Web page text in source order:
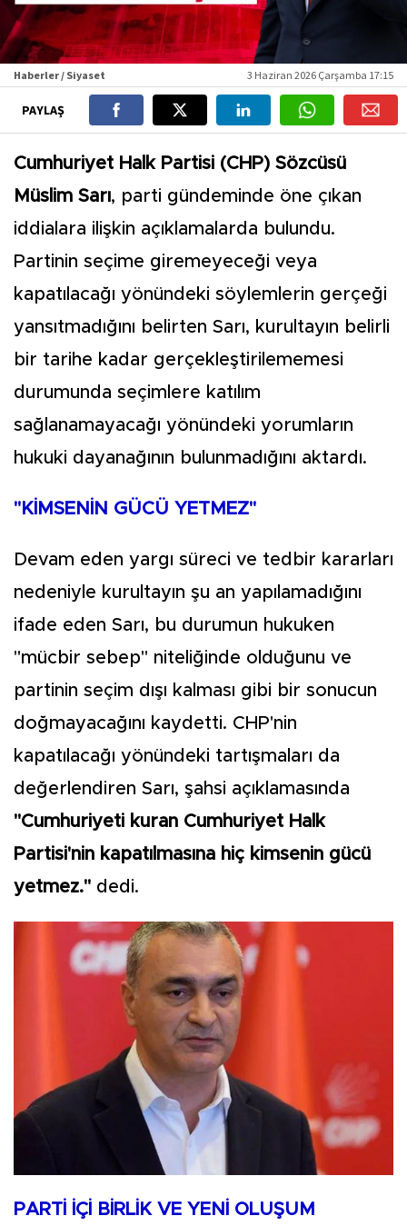
Haberler / Siyaset 3 Haziran 2026 Çarşamba 17:15
PAYLAŞ
Cumhuriyet Halk Partisi (CHP) Sözcüsü
Müslim Sarı, parti gündeminde öne çıkan
iddialara ilişkin açıklamalarda bulundu.
Partinin seçime giremeyeceği veya
kapatılacağı yönündeki söylemlerin gerçeği
yansıtmadığını belirten Sarı, kurultayın belirli
bir tarihe kadar gerçekleştirilememesi
durumunda seçimlere katılım
sağlanamayacağı yönündeki yorumların
hukuki dayanağının bulunmadığını aktardı.
"KİMSENİN GÜCÜ YETMEZ"
Devam eden yargı süreci ve tedbir kararları
nedeniyle kurultayın şu an yapılamadığını
ifade eden Sarı, bu durumun hukuken
"mücbir sebep" niteliğinde olduğunu ve
partinin seçim dışı kalması gibi bir sonucun
doğmayacağını kaydetti. CHP'nin
kapatılacağı yönündeki tartışmaları da
değerlendiren Sarı, şahsi açıklamasında
"Cumhuriyeti kuran Cumhuriyet Halk
Partisi'nin kapatılmasına hiç kimsenin gücü
yetmez." dedi.
PARTİ İÇİ BİRLİK VE YENİ OLUŞUM